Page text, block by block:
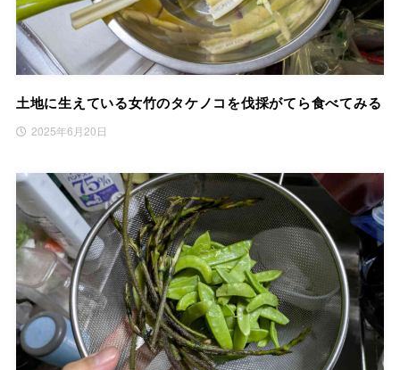
土地に生えている女竹のタケノコを伐採がてら食べてみる
2025年6月20日